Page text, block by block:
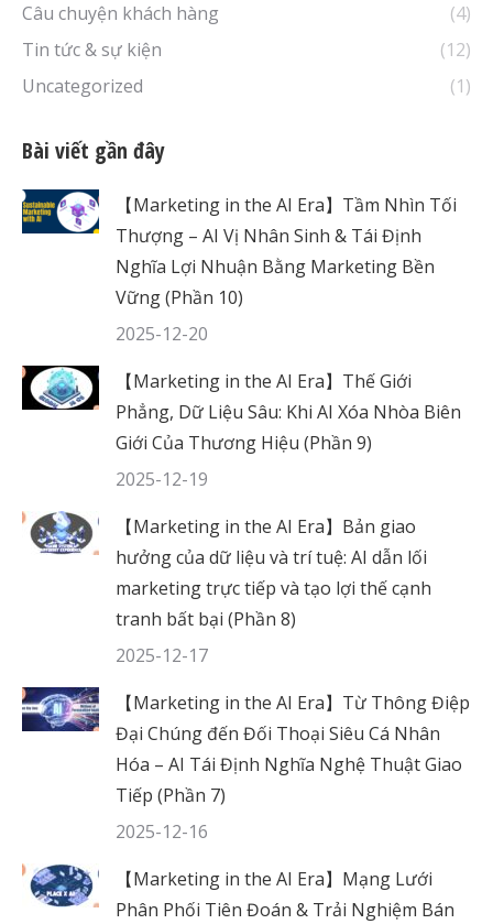
Câu chuyện khách hàng
(4)
Tin tức & sự kiện
(12)
Uncategorized
(1)
Bài viết gần đây
【Marketing in the AI Era】Tầm Nhìn Tối
Thượng – AI Vị Nhân Sinh & Tái Định
Nghĩa Lợi Nhuận Bằng Marketing Bền
Vững (Phần 10)
2025-12-20
【Marketing in the AI Era】Thế Giới
Phẳng, Dữ Liệu Sâu: Khi AI Xóa Nhòa Biên
Giới Của Thương Hiệu (Phần 9)
2025-12-19
【Marketing in the AI Era】Bản giao
hưởng của dữ liệu và trí tuệ: AI dẫn lối
marketing trực tiếp và tạo lợi thế cạnh
tranh bất bại (Phần 8)
2025-12-17
【Marketing in the AI Era】Từ Thông Điệp
Đại Chúng đến Đối Thoại Siêu Cá Nhân
Hóa – AI Tái Định Nghĩa Nghệ Thuật Giao
Tiếp (Phần 7)
2025-12-16
【Marketing in the AI Era】Mạng Lưới
Phân Phối Tiên Đoán & Trải Nghiệm Bán